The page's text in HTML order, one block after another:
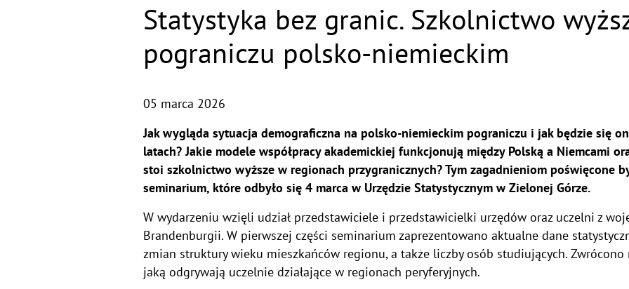
Statystyka bez granic. Szkolnictwo
pograniczu polsko-niemieckim
05 marca 2026
Jak wygląda sytuacja demograficzna na polsko-niemieckim pograniczu i jak będzie się
latach? Jakie modele współpracy akademickiej funkcjonują między Polską a Niemcami
stoi szkolnictwo wyższe w regionach przygranicznych? Tym zagadnieniom poświęcone
seminarium, które odbyło się 4 marca w Urzędzie Statystycznym w Zielonej Górze.
W wydarzeniu wzięli udział przedstawiciele i przedstawicielki urzędów oraz uczelni z
Brandenburgii. W pierwszej części seminarium zaprezentowano aktualne dane
zmian struktury wieku mieszkańców regionu, a także liczby osób studiujących.
jaką odgrywają uczelnie działające w regionach peryferyjnych.